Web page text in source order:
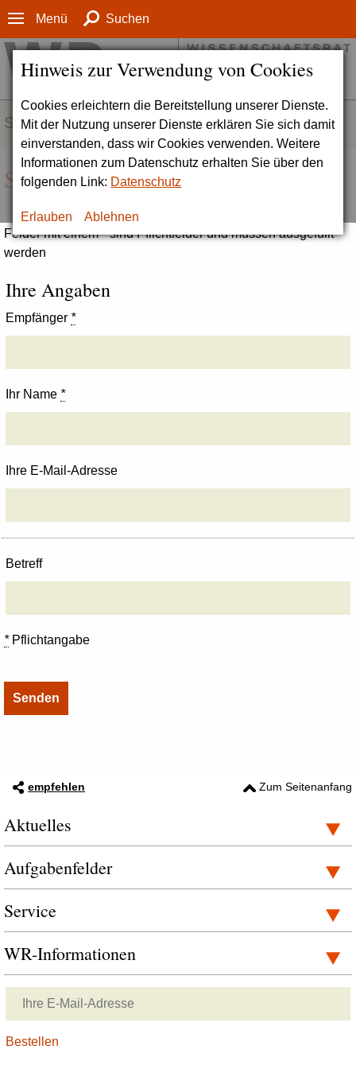
Hinweis zur Verwendung von Cookies
Cookies erleichtern die Bereitstellung unserer Dienste.
Mit der Nutzung unserer Dienste erklären Sie sich damit
einverstanden, dass wir Cookies verwenden. Weitere
Informationen zum Datenschutz erhalten Sie über den
folgenden Link: Datenschutz
Erlauben Ablehnen
Menü Suchen
SERVICE
Seite empfehlen
Felder mit einem * sind Pflichtfelder und müssen ausgefüllt
werden
Ihre Angaben
Empfänger *
Ihr Name *
Ihre E-Mail-Adresse
Betreff
*Pflichtangabe
empfehlen Zum Seitenanfang
Aktuelles
Aufgabenfelder
Service
WR-Informationen